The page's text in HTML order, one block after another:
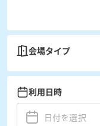
会場タイプ
利用日時